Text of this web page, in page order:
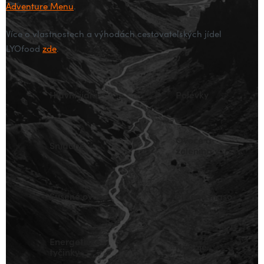
Adventure Menu.
Více o vlastnostech a výhodách cestovatelských jídel
LYOfood zde.
Hlavní jídla
Snídaně
Ovoce a
prášku
Sušené ovoce Sušené maso
Nápoje